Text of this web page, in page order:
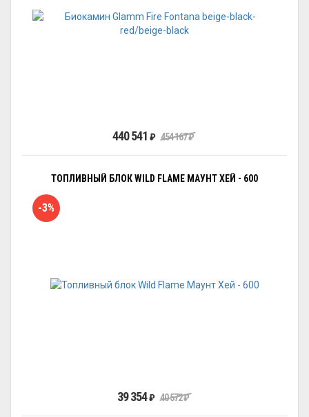
440 541 ₽ 454 167₽
ТОПЛИВНЫЙ БЛОК WILD FLAME МАУНТ ХЕЙ - 600
-3%
39 354₽ 40 572₽